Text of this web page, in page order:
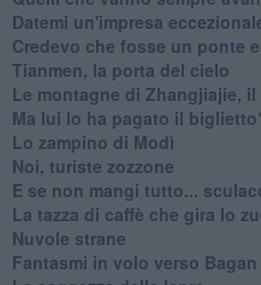
Datemi un'impresa
Credevo che fosse un ponte
Tianmen, la porta del cielo
Le montagne di Zhangjiajie,
Ma lui lo ha pagato il
Lo zampino di Modì
Noi, turiste zozzone
E se non mangi tutto...
La tazza di caffè che gira lo
Nuvole strane
Fantasmi in volo verso Bagan